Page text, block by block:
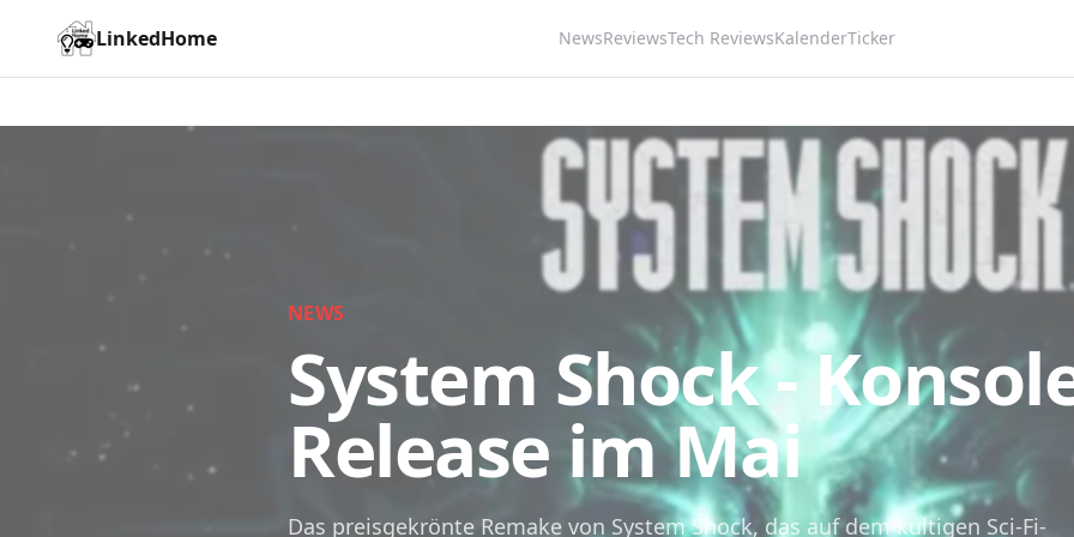
LinkedHome NewsReviewsTech ReviewsKalenderTicker
NEWS
System Shock -
Release im Mai
Das preisgekrönte Remake von System Shock, das auf dem kultigen Sci-Fi-